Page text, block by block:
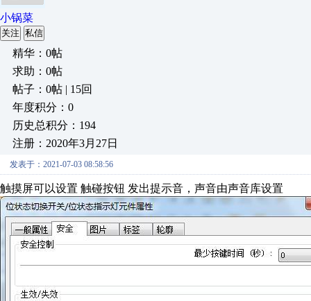
小锅菜
关注 私信
精华：0帖
求助：0帖
帖子：0帖 | 15回
年度积分：0
历史总积分：194
注册：2020年3月27日
发表于：2021-07-03 08:58:56
触摸屏可以设置 触碰按钮 发出提示音，声音由声音库设置